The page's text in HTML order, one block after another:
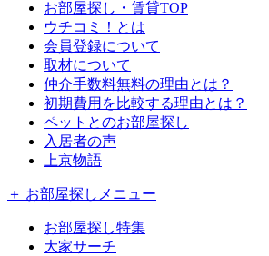
お部屋探し・賃貸TOP
ウチコミ！とは
会員登録について
取材について
仲介手数料無料の理由とは？
初期費用を比較する理由とは？
ペットとのお部屋探し
入居者の声
上京物語
＋ お部屋探しメニュー
お部屋探し特集
大家サーチ